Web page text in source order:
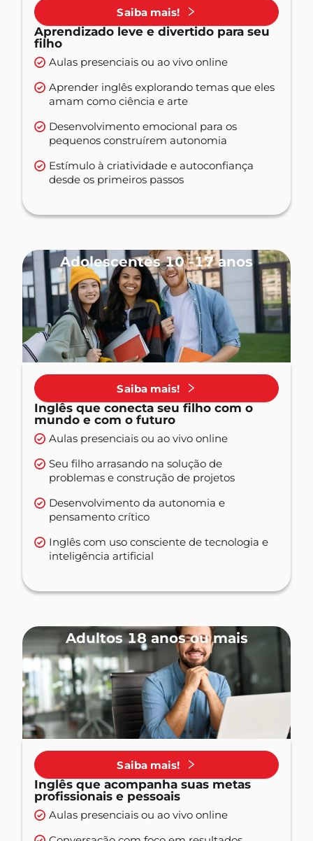
Saiba mais!
Aprendizado leve e divertido para seu
filho
Aulas presenciais ou ao vivo online
Aprender inglês explorando temas que eles
amam como ciência e arte
Desenvolvimento emocional para os
pequenos construírem autonomia
Estímulo à criatividade e autoconfiança
desde os primeiros passos
Adolescentes 10 -17 anos
Saiba mais!
Inglês que conecta seu filho com o
mundo e com o futuro
Aulas presenciais ou ao vivo online
Seu filho arrasando na solução de
problemas e construção de projetos
Desenvolvimento da autonomia e
pensamento crítico
Inglês com uso consciente de tecnologia e
inteligência artificial
Adultos 18 anos ou mais
Saiba mais!
Inglês que acompanha suas metas
profissionais e pessoais
Aulas presenciais ou ao vivo online